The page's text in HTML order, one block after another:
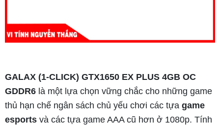
GALAX (1-CLICK) GTX1650 EX PLUS 4GB OC
GDDR6 là một lựa chọn vững chắc cho những game
thủ hạn chế ngân sách chủ yếu chơi các tựa game
esports và các tựa game AAA cũ hơn ở 1080p. Tính